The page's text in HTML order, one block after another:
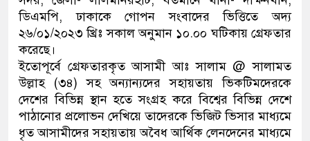
থানা পুলিশ
ডিএমপি, ঢাকাকে গোপন সংবাদের ভিত্তিতে অদ্য
২৬/০১/২০২৩ খ্রিঃ সকাল অনুমান ১০.০০ ঘটিকায় গ্রেফতার
করেছে।
ইতোপূর্বে গ্রেফতারকৃত আসামী আঃ সালাম @ সালামত
উল্লাহ (৩৪) সহ অন্যান্যদের সহায়তায় ভিকটিমদেরকে
দেশের বিভিন্ন স্থান হতে সংগ্রহ করে বিশ্বের বিভিন্ন দেশে
পাঠানোর প্রলোভন দেখিয়ে তাদেরকে ভিজিট ভিসার মাধ্যমে
ধৃত আসামীদের সহায়তায় অবৈধ আর্থিক লেনদেনের মাধ্যমে